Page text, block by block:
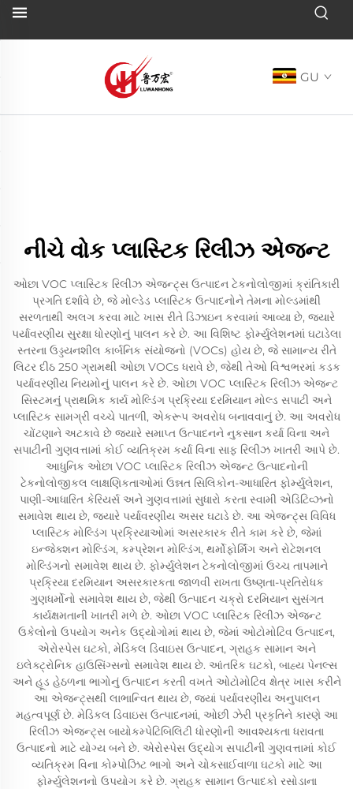
GU
નીચે વોક પ્લાસ્ટિક રિલીઝ એજન્ટ
ઓછા VOC પ્લાસ્ટિક રિલીઝ એજન્ટ્સ ઉત્પાદન ટેકનોલોજીમાં ક્રાંતિકારી
પ્રગતિ દર્શાવે છે, જે મોલ્ડેડ પ્લાસ્ટિક ઉત્પાદનોને તેમના મોલ્ડમાંથી
સરળતાથી અલગ કરવા માટે ખાસ રીતે ડિઝાઇન કરવામાં આવ્યા છે, જ્યારે
પર્યાવરણીય સુરક્ષા ધોરણોનું પાલન કરે છે. આ વિશિષ્ટ ફોર્મ્યુલેશનમાં ઘટાડેલા
સ્તરના ઉડ્ડયનશીલ કાર્બનિક સંયોજનો (VOCs) હોય છે, જે સામાન્ય રીતે
લિટર દીઠ 250 ગ્રામથી ઓછા VOCs ધરાવે છે, જેથી તેઓ વિશ્વભરમાં કડક
પર્યાવરણીય નિયમોનું પાલન કરે છે. ઓછા VOC પ્લાસ્ટિક રિલીઝ એજન્ટ
સિસ્ટમનું પ્રાથમિક કાર્ય મોલ્ડિંગ પ્રક્રિયા દરમિયાન મોલ્ડ સપાટી અને
પ્લાસ્ટિક સામગ્રી વચ્ચે પાતળી, એકરૂપ અવરોધ બનાવવાનું છે. આ અવરોધ
ચોંટણાને અટકાવે છે જ્યારે સમાપ્ત ઉત્પાદનને નુકસાન કર્યા વિના અને
સપાટીની ગુણવત્તામાં કોઈ વ્યતિક્રમ કર્યા વિના સાફ રિલીઝ ખાતરી આપે છે.
આધુનિક ઓછા VOC પ્લાસ્ટિક રિલીઝ એજન્ટ ઉત્પાદનોની
ટેકનોલોજીકલ લાક્ષણિકતાઓમાં ઉન્નત સિલિકોન-આધારિત ફોર્મ્યુલેશન,
પાણી-આધારિત કેરિયર્સ અને ગુણવત્તામાં સુધારો કરતા સ્વામી એડિટિવ્ઝનો
સમાવેશ થાય છે, જ્યારે પર્યાવરણીય અસર ઘટાડે છે. આ એજન્ટ્સ વિવિધ
પ્લાસ્ટિક મોલ્ડિંગ પ્રક્રિયાઓમાં અસરકારક રીતે કામ કરે છે, જેમાં
ઇન્જેક્શન મોલ્ડિંગ, કમ્પ્રેશન મોલ્ડિંગ, થર્મોફોર્મિંગ અને રોટેશનલ
મોલ્ડિંગનો સમાવેશ થાય છે. ફોર્મ્યુલેશન ટેકનોલોજીમાં ઉચ્ચ તાપમાને
પ્રક્રિયા દરમિયાન અસરકારકતા જાળવી રાખતા ઉષ્ણતા-પ્રતિરોધક
ગુણધર્મોનો સમાવેશ થાય છે, જેથી ઉત્પાદન ચક્રો દરમિયાન સુસંગત
કાર્યક્ષમતાની ખાતરી મળે છે. ઓછા VOC પ્લાસ્ટિક રિલીઝ એજન્ટ
ઉકેલોનો ઉપયોગ અનેક ઉદ્યોગોમાં થાય છે, જેમાં ઓટોમોટિવ ઉત્પાદન,
એરોસ્પેસ ઘટકો, મેડિકલ ડિવાઇસ ઉત્પાદન, ગ્રાહક સામાન અને
ઇલેક્ટ્રોનિક હાઉસિંગ્સનો સમાવેશ થાય છે. આંતરિક ઘટકો, બાહ્ય પેનલ્સ
અને હૂડ હેઠળના ભાગોનું ઉત્પાદન કરતી વખતે ઓટોમોટિવ ક્ષેત્ર ખાસ કરીને
આ એજન્ટ્સથી લાભાન્વિત થાય છે, જ્યાં પર્યાવરણીય અનુપાલન
મહત્વપૂર્ણ છે. મેડિકલ ડિવાઇસ ઉત્પાદનમાં, ઓછી ઝેરી પ્રકૃતિને કારણે આ
રિલીઝ એજન્ટ્સ બાયોકમ્પેટિબિલિટી ધોરણોની આવશ્યકતા ધરાવતા
ઉત્પાદનો માટે યોગ્ય બને છે. એરોસ્પેસ ઉદ્યોગ સપાટીની ગુણવત્તામાં કોઈ
વ્યતિક્રમ વિના કોમ્પોઝિટ ભાગો અને ચોકસાઈવાળા ઘટકો માટે આ
ફોર્મ્યુલેશનનો ઉપયોગ કરે છે. ગ્રાહક સામાન ઉત્પાદકો રસોડાના